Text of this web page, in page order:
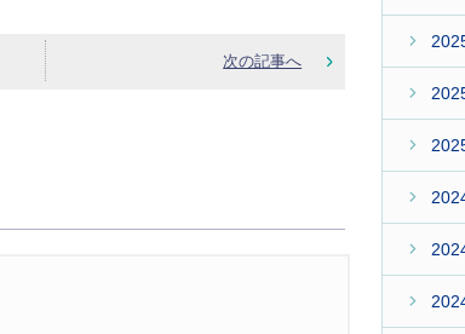
次の記事へ